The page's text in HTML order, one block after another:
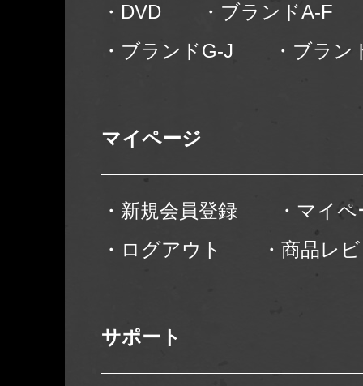
・DVD
・ブランドA-F
・ブランドG-J
・ブラン
マイページ
・新規会員登録
・マイ
・ログアウト
・商品レ
サポート